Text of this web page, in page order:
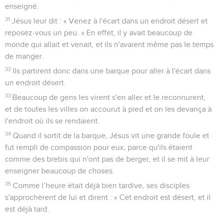
enseigné.
31 Jésus leur dit : « Venez à l'écart dans un endroit désert et
reposez-vous un peu. » En effet, il y avait beaucoup de
monde qui allait et venait, et ils n'avaient même pas le temps
de manger.
32 Ils partirent donc dans une barque pour aller à l'écart dans
un endroit désert.
33 Beaucoup de gens les virent s'en aller et le reconnurent,
et de toutes les villes on accourut à pied et on les devança à
l'endroit où ils se rendaient.
34 Quand il sortit de la barque, Jésus vit une grande foule et
fut rempli de compassion pour eux, parce qu'ils étaient
comme des brebis qui n'ont pas de berger, et il se mit à leur
enseigner beaucoup de choses.
35 Comme l’heure était déjà bien tardive, ses disciples
s'approchèrent de lui et dirent : « Cet endroit est désert, et il
est déjà tard.